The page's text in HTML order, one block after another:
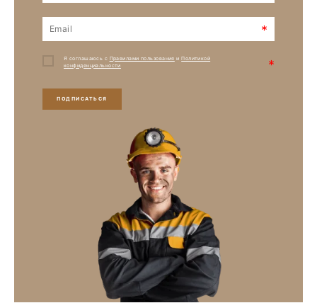
*
Я соглашаюсь с Правилами пользования иПолитикой
конфиденциальности
*
ПОДПИСАТЬСЯ